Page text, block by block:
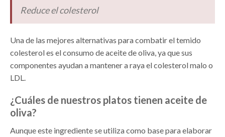
Reduce el colesterol
Una de las mejores alternativas para combatir el temido
colesterol es el consumo de aceite de oliva, ya que sus
componentes ayudan a mantener a raya el colesterol malo o
LDL.
¿Cuáles de nuestros platos tienen aceite de
oliva?
Aunque este ingrediente se utiliza como base para elaborar